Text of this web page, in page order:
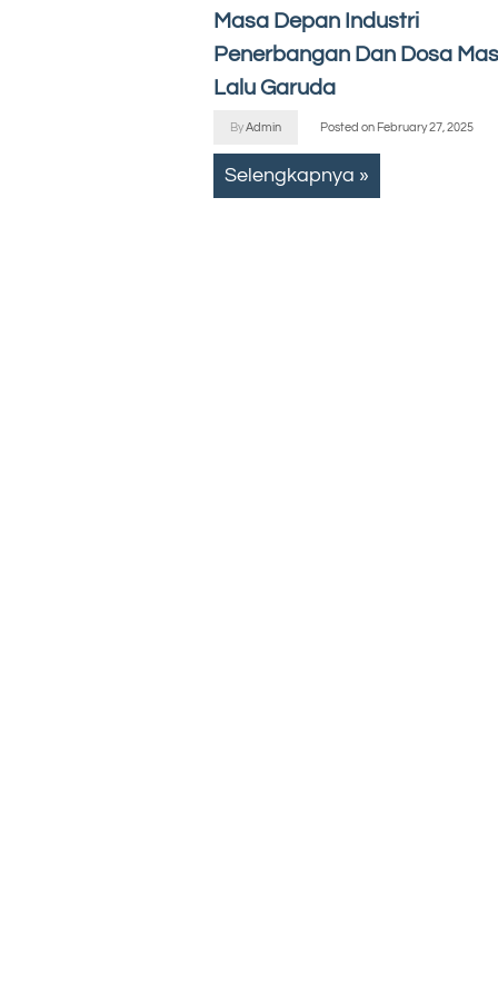
Masa Depan Industri
Penerbangan Dan Dosa
Lalu Garuda
ByAdmin Posted on February 27, 2025
Selengkapnya »